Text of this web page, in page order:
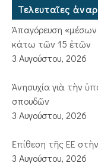
Τελευταῖες
Ἀπαγόρευση «μέσων
κάτω τῶν 15 ἐτῶν
3 Αυγούστου, 2026
Ἀνησυχία γιὰ τὴν
σπουδῶν
3 Αυγούστου, 2026
Ἐπίθεση τῆς ΕΕ
3 Αυγούστου, 2026